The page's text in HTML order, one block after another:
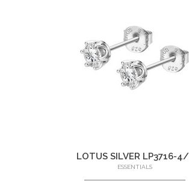
LOTUS SILVER LP3716-
ESSENTIALS